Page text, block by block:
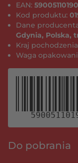
EAN:
Kod produktu:
Dane
Gdynia, Polska,
Kraj
Waga
Do pobrania